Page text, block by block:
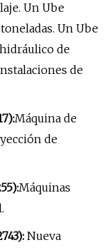
Un Ube
Un Ube
de
de
Máquina de
de
Máquinas
Nueva